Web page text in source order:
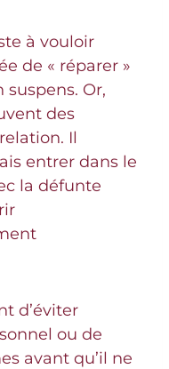
à vouloir
de « réparer »
suspens. Or,
des
Il
entrer dans le
la défunte
d’éviter
ou de
avant qu’il ne